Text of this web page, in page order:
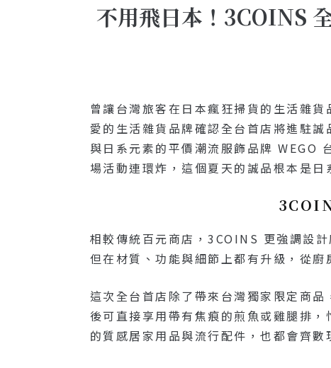
不用飛日本！3COINS
曾讓台灣旅客在日本瘋狂掃貨的生活雜
愛的生活雜貨品牌確認全台首店將進駐
與日系元素的平價潮流服飾品牌 WEGO
場活動連環炸，這個夏天的誠品根本是日
相較傳統百元商店，3COINS 更強調設
但在材質、功能與細節上都有升級，從
這次全台首店除了帶來台灣獨家限定商
後可直接享用帶有焦痕的煎魚或雞腿排
的質感居家用品與流行配件，也都會齊數